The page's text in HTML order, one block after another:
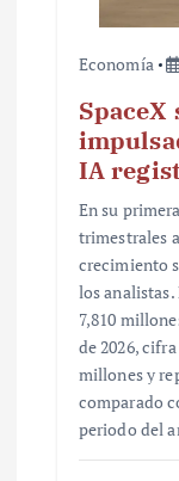
Economía
IA
En su
trimestrales
crecimiento
los
7,810
de 2026,
millones y
comparado
periodo del